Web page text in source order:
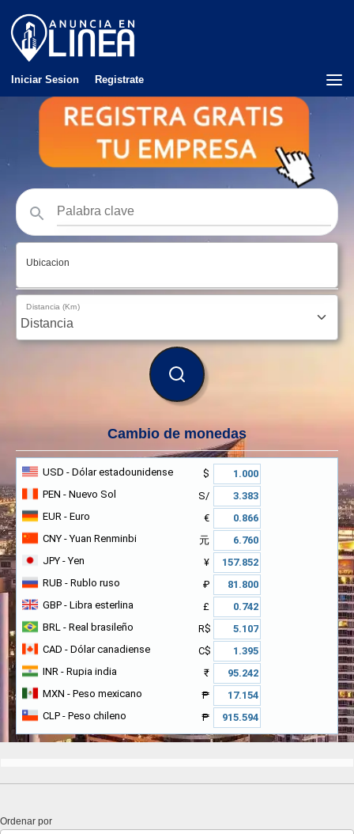
Iniciar Sesion Registrate
Ubicacion
Distancia (Km)
BUSCAR
Cambio de monedas
USD - Dólar estadounidense
$
PEN - Nuevo Sol
S/
EUR - Euro
€
CNY - Yuan Renminbi
元
JPY - Yen
¥
RUB - Rublo ruso
₽
GBP - Libra esterlina
£
BRL - Real brasileño
R$
CAD - Dólar canadiense
C$
INR - Rupia india
₹
MXN - Peso mexicano
₱
CLP - Peso chileno ₱
Ordenar por